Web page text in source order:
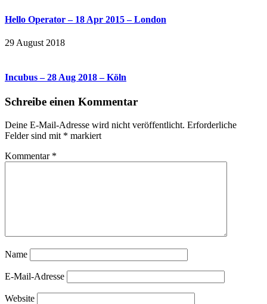
Hello Operator – 18 Apr 2015 – London
29 August 2018
Incubus – 28 Aug 2018 – Köln
Schreibe einen Kommentar
Deine E-Mail-Adresse wird nicht veröffentlicht. Erforderliche
Felder sind mit * markiert
Kommentar *
Name
E-Mail-Adresse
Website